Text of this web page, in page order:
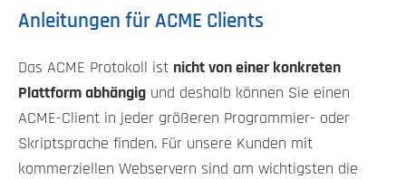
Anleitungen für ACME Clients
Das ACME Protokoll ist nicht von einer konkreten
Plattform abhängig und deshalb können Sie einen
ACME-Client in jeder größeren Programmier- oder
Skriptsprache finden. Für unsere Kunden mit
kommerziellen Webservern sind am wichtigsten die